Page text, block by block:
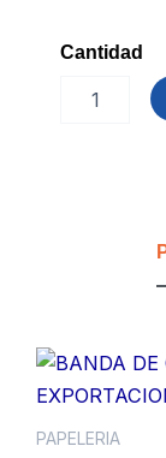
Cantidad
ADHESIVO
PAPELERIA